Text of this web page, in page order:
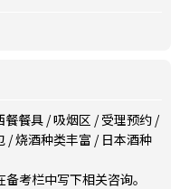
餐餐具 /吸烟区 /受理预约 /
/烧酒种类丰富 / 日本酒种
考栏中写下相关咨询。